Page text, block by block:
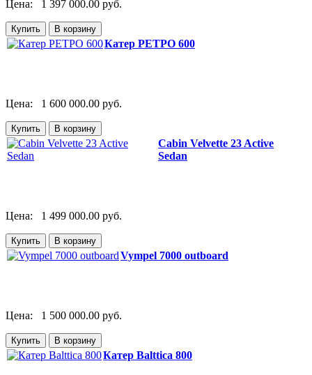
Цена: 1 397 000.00 руб.
Катер РЕТРО 600
Цена: 1 600 000.00 руб.
Cabin Velvette 23 Active
Sedan
Цена: 1 499 000.00 руб.
Vympel 7000 outboard
Цена: 1 500 000.00 руб.
Катер Balttica 800